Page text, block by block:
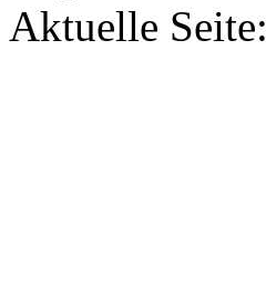
Aktuelle Seite: